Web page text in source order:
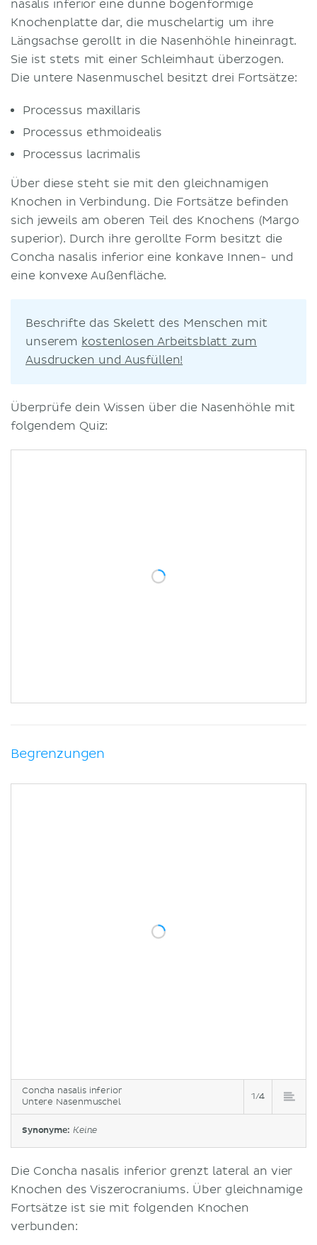
nasalis inferior eine dünne bogenförmige
Knochenplatte dar, die muschelartig um ihre
Längsachse gerollt in die Nasenhöhle hineinragt.
Sie ist stets mit einer Schleimhaut überzogen.
Die untere Nasenmuschel besitzt drei Fortsätze:
Processus maxillaris
Processus ethmoidealis
Processus lacrimalis
Über diese steht sie mit den gleichnamigen
Knochen in Verbindung. Die Fortsätze befinden
sich jeweils am oberen Teil des Knochens (Margo
superior). Durch ihre gerollte Form besitzt die
Concha nasalis inferior eine konkave Innen- und
eine konvexe Außenfläche.
Beschrifte das Skelett des Menschen mit
unserem kostenlosen Arbeitsblatt zum
Ausdrucken und Ausfüllen!
Überprüfe dein Wissen über die Nasenhöhle mit
folgendem Quiz:
Begrenzungen
Concha nasalis inferior
Untere Nasenmuschel
1/4
Synonyme: Keine
Die Concha nasalis inferior grenzt lateral an vier
Knochen des Viszerocraniums. Über gleichnamige
Fortsätze ist sie mit folgenden Knochen
verbunden: